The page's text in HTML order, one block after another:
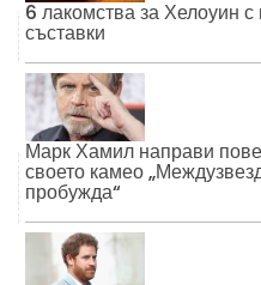
6 лакомства за Хелоуин
съставки
Марк Хамил направи
своето камео
пробужда“